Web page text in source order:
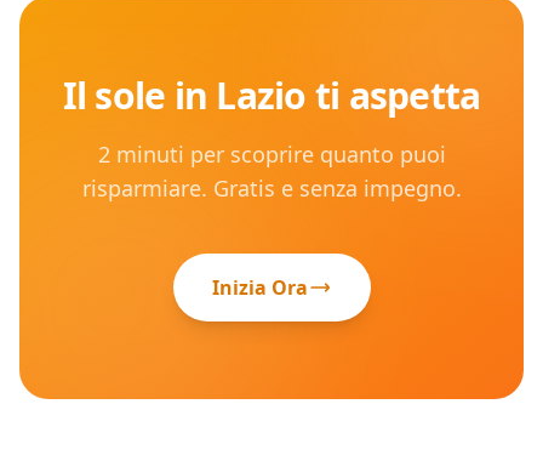
Il sole in Lazioti aspetta
2 minuti per scoprire quanto puoi
risparmiare. Gratis e senza impegno.
Inizia Ora